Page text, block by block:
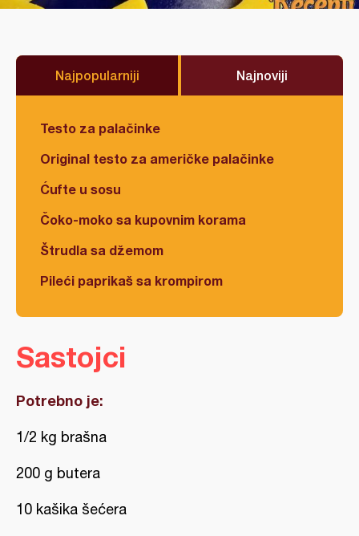
Najpopularniji Najnoviji
Testo za palačinke
Original testo za američke palačinke
Ćufte u sosu
Čoko-moko sa kupovnim korama
Štrudla sa džemom
Pileći paprikaš sa krompirom
Sastojci
Potrebno je:
1/2 kg brašna
200 g butera
10 kašika šećera